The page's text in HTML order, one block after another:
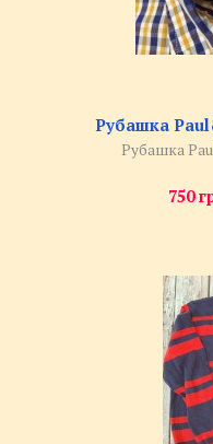
Рубашка
Рубашка
750